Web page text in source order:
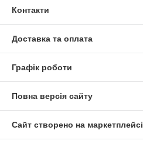
Контакти
Доставка та оплата
Графік роботи
Повна версія сайту
Сайт створено на маркетплейсі